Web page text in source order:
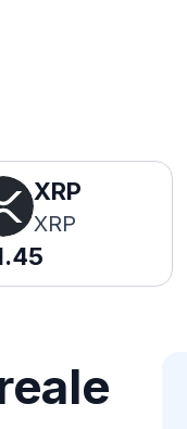
XRP
XRP